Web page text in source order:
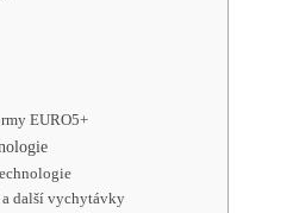
EURO5+
další vychytávky